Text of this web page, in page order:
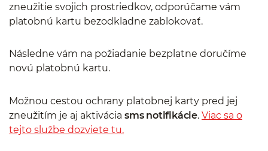
zneužitie svojich prostriedkov, odporúčame vám
platobnú kartu bezodkladne zablokovať.
Následne vám na požiadanie bezplatne doručíme
novú platobnú kartu.
Možnou cestou ochrany platobnej karty pred jej
zneužitím je aj aktivácia sms notifikácie. Viac sa o
tejto službe dozviete tu.